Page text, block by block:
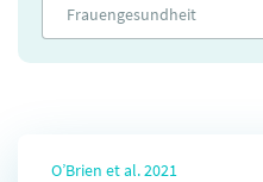
Frauengesundheit
O’Brien et al. 2021